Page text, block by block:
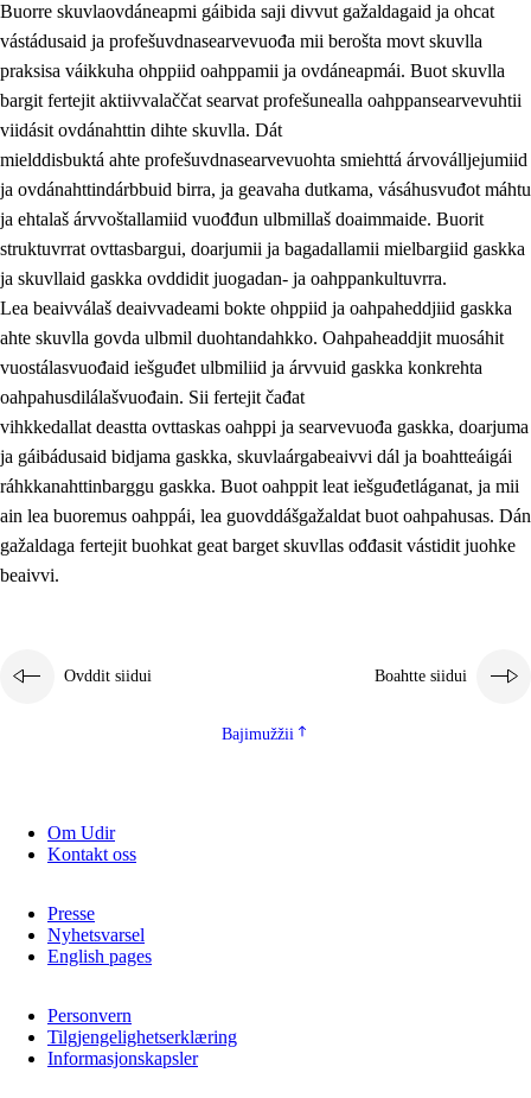
Buorre skuvlaovdáneapmi gáibida saji divvut gažaldagaid ja ohcat
vástádusaid ja profešuvdnasearvevuođa mii berošta movt skuvlla
praksisa váikkuha ohppiid oahppamii ja ovdáneapmái. Buot skuvlla
bargit fertejit aktiivvalaččat searvat profešunealla oahppansearvevuhtii
viidásit ovdánahttin dihte skuvlla. Dát
mielddisbuktá ahte profešuvdnasearvevuohta smiehttá árvoválljejumiid
ja ovdánahttindárbbuid birra, ja geavaha dutkama, vásáhusvuđot máhtu
ja ehtalaš árvvoštallamiid vuođđun ulbmillaš doaimmaide. Buorit
struktuvrrat ovttasbargui, doarjumii ja bagadallamii mielbargiid gaskka
ja skuvllaid gaskka ovddidit juogadan- ja oahppankultuvrra.
Lea beaivválaš deaivvadeami bokte ohppiid ja oahpaheddjiid gaskka
ahte skuvlla govda ulbmil duohtandahkko. Oahpaheaddjit muosáhit
vuostálasvuođaid iešguđet ulbmiliid ja árvvuid gaskka konkrehta
oahpahusdilálašvuođain. Sii fertejit čađat
vihkkedallat deastta ovttaskas oahppi ja searvevuođa gaskka, doarjuma
ja gáibádusaid bidjama gaskka, skuvlaárgabeaivvi dál ja boahtteáigái
ráhkkanahttinbarggu gaskka. Buot oahppit leat iešguđetláganat, ja mii
ain lea buoremus oahppái, lea guovddášgažaldat buot oahpahusas. Dán
gažaldaga fertejit buohkat geat barget skuvllas ođđasit vástidit juohke
beaivvi.
Ovddit siidui Boahtte siidui
Bajimužžii
Om Udir
Kontakt oss
Presse
Nyhetsvarsel
English pages
Personvern
Tilgjengelighetserklæring
Informasjonskapsler